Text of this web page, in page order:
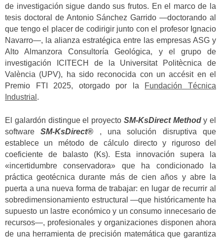
de investigación sigue dando sus frutos. En el marco de la
tesis doctoral de Antonio Sánchez Garrido —doctorando al
que tengo el placer de codirigir junto con el profesor Ignacio
Navarro—, la alianza estratégica entre las empresas ASG y
Alto Almanzora Consultoría Geológica, y el grupo de
investigación ICITECH de la Universitat Politècnica de
València (UPV), ha sido reconocida con un accésit en el
Premio FTI 2025, otorgado por la Fundación Técnica
Industrial .
El galardón distingue el proyecto SM-KsDirect Methody el
software SM-KsDirect® , una solución disruptiva que
establece un método de cálculo directo y riguroso del
coeficiente de balasto (Ks). Esta innovación supera la
«incertidumbre conservadora» que ha condicionado la
práctica geotécnica durante más de cien años y abre la
puerta a una nueva forma de trabajar: en lugar de recurrir al
sobredimensionamiento estructural —que históricamente ha
supuesto un lastre económico y un consumo innecesario de
recursos—, profesionales y organizaciones disponen ahora
de una herramienta de precisión matemática que garantiza